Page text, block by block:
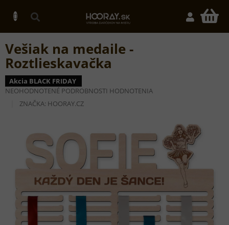
obsah
Vešiak na medaile -
Roztlieskavačka
Akcia BLACK FRIDAY
PRIEMERNÉ
HODNOTENIE
PRODUKTU
HVIEZDIČIEK.
NEOHODNOTENÉ PODROBNOSTI HODNOTENIA
ZNAČKA: HOORAY.CZ